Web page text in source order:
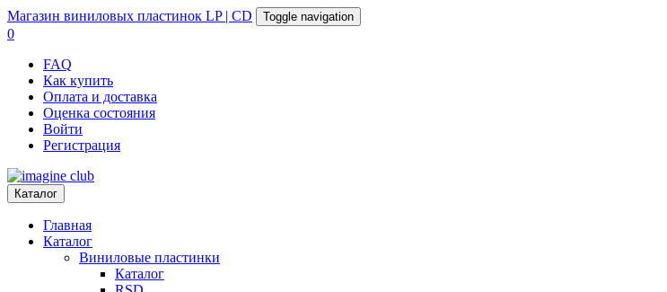
Магазин виниловых пластинок LP | CD Toggle navigation
0
FAQ
Как купить
Оплата и доставка
Оценка состояния
Войти
Регистрация
Каталог
Главная
Каталог
Виниловые пластинки
Каталог